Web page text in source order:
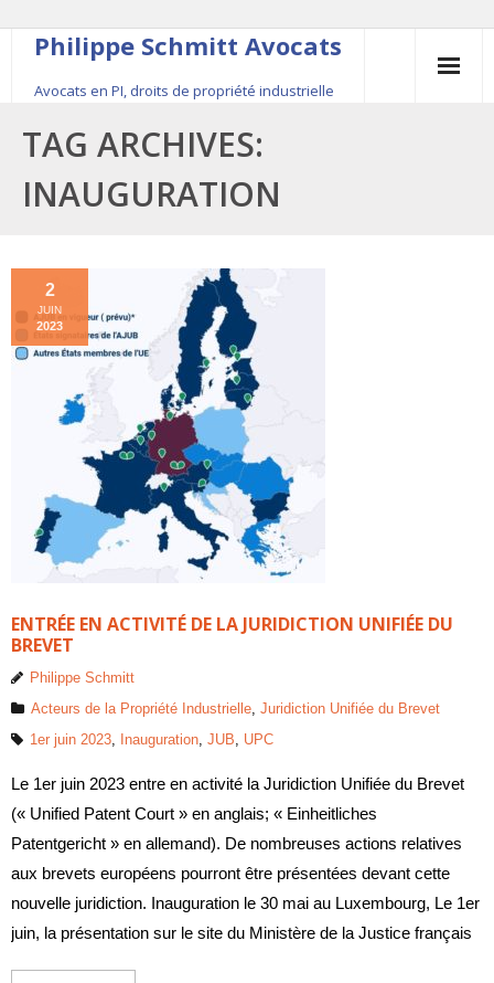
Philippe Schmitt Avocats
Avocats en PI, droits de propriété industrielle
45, rue Saint-Anne, 75001 Paris, +33 (0)1 84 16 35
54
Contact
Le fondateur
Publications
Actualité
TAG ARCHIVES:
INAUGURATION
ENTRÉE EN ACTIVITÉ DE LA JURIDICTION UNIFIÉE DU
BREVET
2
JUIN
2023
Philippe Schmitt
Acteurs de la Propriété Industrielle, Juridiction Unifiée du Brevet
1er juin 2023, Inauguration, JUB, UPC
Le 1er juin 2023 entre en activité la Juridiction Unifiée du Brevet
(« Unified Patent Court » en anglais; « Einheitliches
Patentgericht » en allemand). De nombreuses actions relatives
aux brevets européens pourront être présentées devant cette
nouvelle juridiction. Inauguration le 30 mai au Luxembourg, Le 1er
juin, la présentation sur le site du Ministère de la Justice français